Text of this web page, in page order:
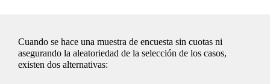
Cuando se hace una muestra de encuesta sin cuotas ni
asegurando la aleatoriedad de la selección de los casos,
existen dos alternativas: